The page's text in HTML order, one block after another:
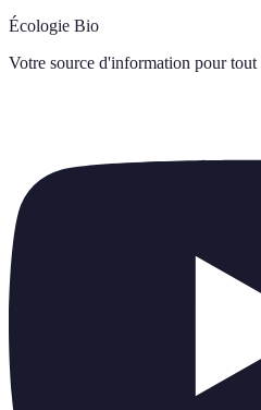
Écologie Bio
Votre source d'information pour tout